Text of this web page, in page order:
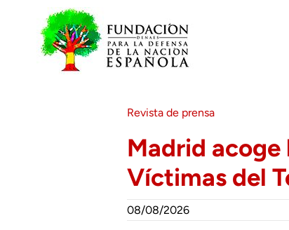
contenido
Revista de prensa
Madrid
Víctimas del
08/08/2026